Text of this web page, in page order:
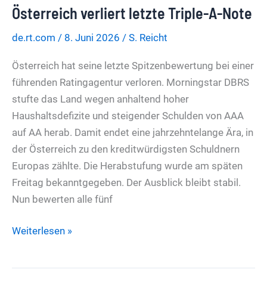
Welt
auf
zunehmende
Turbulenzen
nicht
vorbereitet
Österreich verliert letzte Triple-A-Note
de.rt.com / 8. Juni 2026 / S. Reicht
Österreich hat seine letzte Spitzenbewertung bei einer
führenden Ratingagentur verloren. Morningstar DBRS
stufte das Land wegen anhaltend hoher
Haushaltsdefizite und steigender Schulden von AAA
auf AA herab. Damit endet eine jahrzehntelange Ära, in
der Österreich zu den kreditwürdigsten Schuldnern
Europas zählte. Die Herabstufung wurde am späten
Freitag bekanntgegeben. Der Ausblick bleibt stabil.
Nun bewerten alle fünf
Österreich
Weiterlesen »